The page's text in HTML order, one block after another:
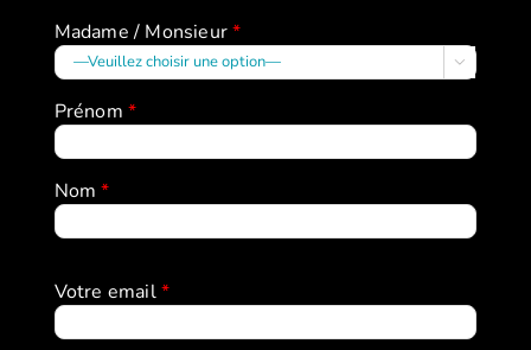
Madame / Monsieur*

Prénom *
Nom*
Votre email*